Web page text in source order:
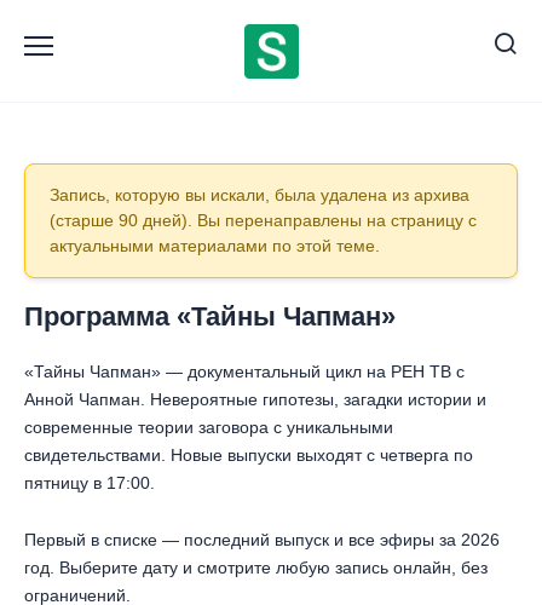
содержанию
«Тайны Чапман» — документальный цикл на РЕН ТВ с
Анной Чапман. Невероятные гипотезы, загадки истории и
пятницу в 17:00.
Первый в списке — последний выпуск и все эфиры за 2026
год. Выберите дату и смотрите любую запись онлайн, без
ограничений.
195 784